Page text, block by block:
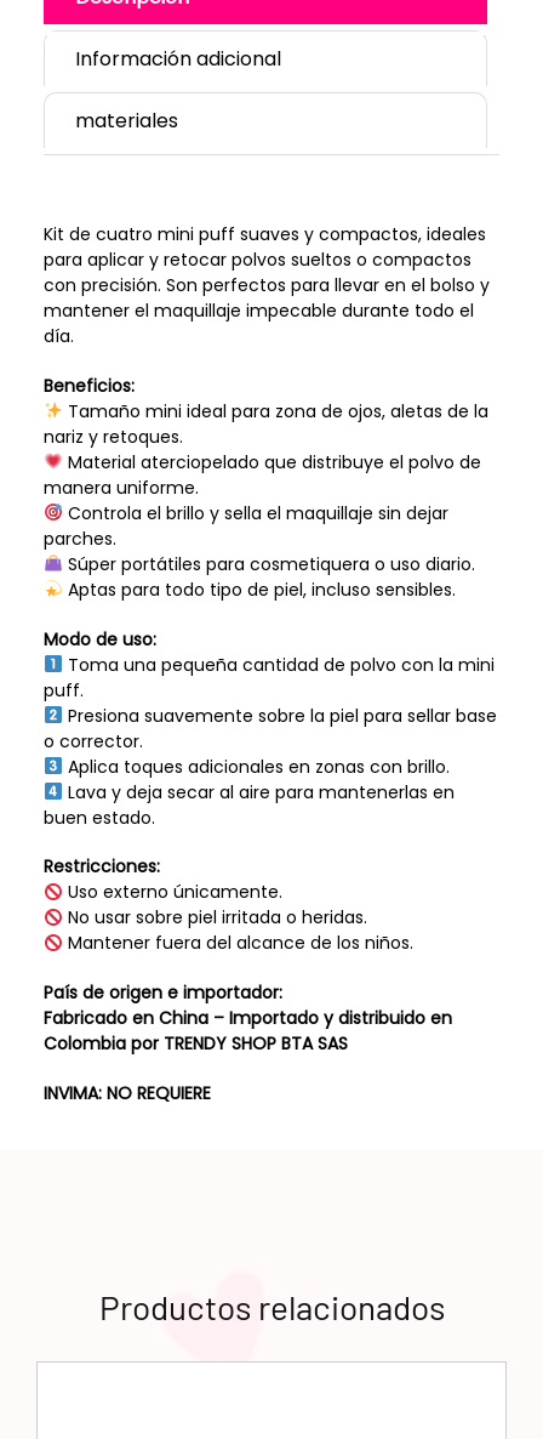
Información adicional
materiales
Kit de cuatro mini puff suaves y compactos, ideales
para aplicar y retocar polvos sueltos o compactos
con precisión. Son perfectos para llevar en el bolso y
mantener el maquillaje impecable durante todo el
día.
Beneficios:
Tamaño mini ideal para zona de ojos, aletas de la
nariz y retoques.
Material aterciopelado que distribuye el polvo de
manera uniforme.
Controla el brillo y sella el maquillaje sin dejar
parches.
Súper portátiles para cosmetiquera o uso diario.
Aptas para todo tipo de piel, incluso sensibles.
Modo de uso:
Toma una pequeña cantidad de polvo con la mini
puff.
Presiona suavemente sobre la piel para sellar base
o corrector.
Aplica toques adicionales en zonas con brillo.
Lava y deja secar al aire para mantenerlas en
buen estado.
Restricciones:
Uso externo únicamente.
No usar sobre piel irritada o heridas.
Mantener fuera del alcance de los niños.
País de origen e importador:
Fabricado en China – Importado y distribuido en
Colombia por TRENDY SHOP BTA SAS
INVIMA: NO REQUIERE
Productos relacionados